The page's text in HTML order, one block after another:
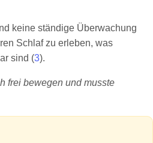
keine ständige Überwachung
Schlaf zu erleben, was
sind (3).
frei bewegen und musste